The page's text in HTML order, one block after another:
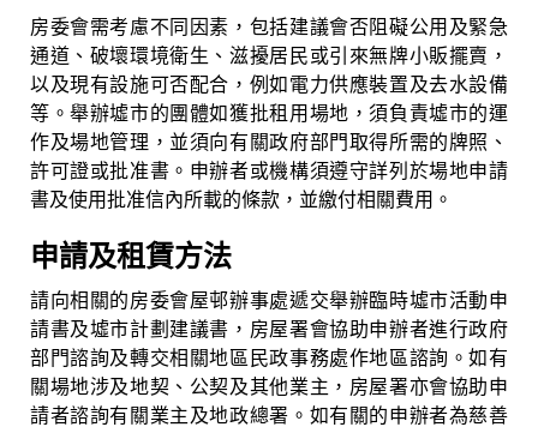
房委會需考慮不同因素，包括建議會否阻礙公用及緊急
通道、破壞環境衛生、滋擾居民或引來無牌小販擺賣，
以及現有設施可否配合，例如電力供應裝置及去水設備
等。舉辦墟市的團體如獲批租用場地，須負責墟市的運
作及場地管理，並須向有關政府部門取得所需的牌照、
許可證或批准書。申辦者或機構須遵守詳列於場地申請
書及使用批准信內所載的條款，並繳付相關費用。
申請及租賃方法
請向相關的房委會屋邨辦事處遞交舉辦臨時墟市活動申
請書及墟市計劃建議書，房屋署會協助申辦者進行政府
部門諮詢及轉交相關地區民政事務處作地區諮詢。如有
關場地涉及地契、公契及其他業主，房屋署亦會協助申
請者諮詢有關業主及地政總署。如有關的申辦者為慈善